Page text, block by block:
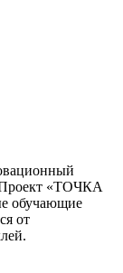
Проект «ТОЧКА
обучающие
от